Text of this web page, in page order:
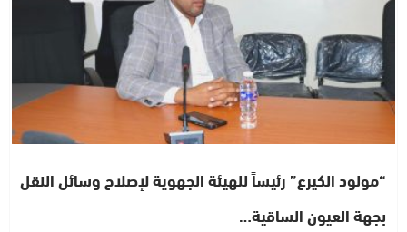
“مولود الكيرع” رئيساً للهيئة الجهوية لإصلاح وسائل النقل
بجهة العيون الساقية…